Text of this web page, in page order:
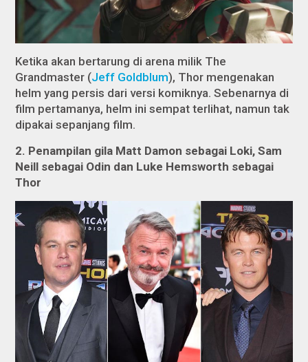
Ketika akan bertarung di arena milik The
Grandmaster (Jeff Goldblum), Thor mengenakan
helm yang persis dari versi komiknya. Sebenarnya di
film pertamanya, helm ini sempat terlihat, namun tak
dipakai sepanjang film.
2. Penampilan gila Matt Damon sebagai Loki, Sam
Neill sebagai Odin dan Luke Hemsworth sebagai
Thor